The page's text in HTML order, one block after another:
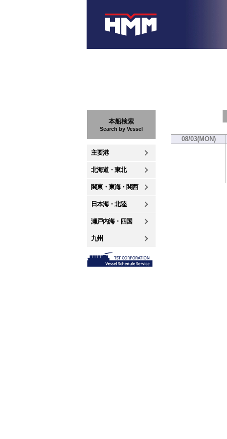
本船検索
Search by Vessel
主要港
北海道・東北
関東・東海・関西
日本海・北陸
瀬戸内海・四国
九州
08/03(MON)